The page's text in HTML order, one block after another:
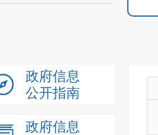
政府信息
公开指南
政府信息